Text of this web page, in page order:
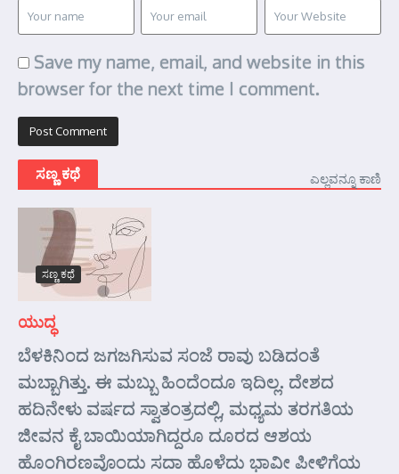
Save my name, email, and website in this
browser for the next time I comment.
ಸಣ್ಣ ಕಥೆ ಎಲ್ಲವನ್ನೂ ಕಾಣಿ
ಸಣ್ಣ ಕಥೆ
ಯುದ್ಧ
ಬೆಳಕಿನಿಂದ ಜಗಜಗಿಸುವ ಸಂಜೆ ರಾವು ಬಡಿದಂತೆ
ಮಬ್ಬಾಗಿತ್ತು. ಈ ಮಬ್ಬು ಹಿಂದೆಂದೂ ಇದಿಲ್ಲ. ದೇಶದ
ಹದಿನೇಳು ವರ್ಷದ ಸ್ವಾತಂತ್ರದಲ್ಲಿ, ಮಧ್ಯಮ ತರಗತಿಯ
ಜೀವನ ಕೈ ಬಾಯಿಯಾಗಿದ್ದರೂ ದೂರದ ಆಶಯ
ಹೊಂಗಿರಣವೊಂದು ಸದಾ ಹೊಳೆದು ಭಾವೀ ಪೀಳಿಗೆಯ